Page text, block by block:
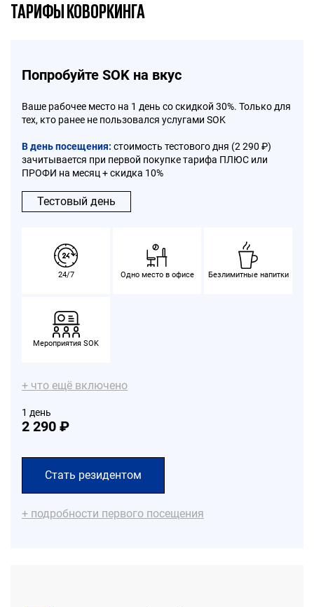
ТАРИФЫ КОВОРКИНГА
Попробуйте SOK на вкус
Ваше рабочее место на 1 день со скидкой 30%. Только для
тех, кто ранее не пользовался услугами SOK
В день посещения: стоимость тестового дня (2 290 ₽)
зачитывается при первой покупке тарифа ПЛЮС или
ПРОФИ на месяц + скидка 10%
Тестовый день
24/7 Одно место в офисе Безлимитные напитки
Мероприятия SOK
+ что ещё включено
1 день
2 290 ₽
Стать резидентом
+ подробности первого посещения